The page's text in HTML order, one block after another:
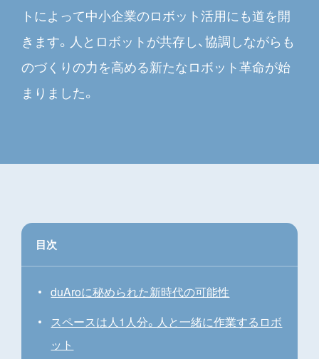
トによって中小企業のロボット活用にも道を開
きます。人とロボットが共存し、協調しながらも
のづくりの力を高める新たなロボット革命が始
まりました。
目次
duAroに秘められた新時代の可能性
スペースは人1人分。人と一緒に作業するロボ
ット